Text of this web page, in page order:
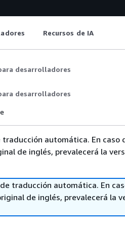
Recursos de IA
desarrolladores
desarrolladores
automática. En caso
de inglés, prevalecerá la
traducción automática. En
de inglés, prevalecerá la